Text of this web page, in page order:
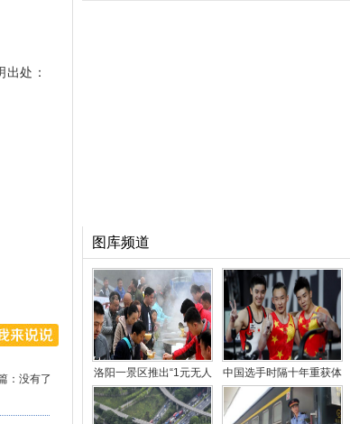
处：
：没有了
图库频道
洛阳一景区推出“1元无人
售卖午餐” 引千人
中国选手时隔十年重获体
操世锦赛男子“全能